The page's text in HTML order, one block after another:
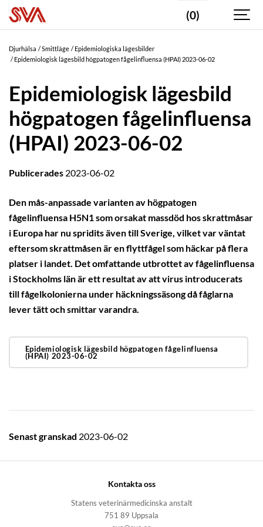
(0)
Djurhälsa Smittläge
Epidemiologiska lägesbilder
Epidemiologisk lägesbild högpatogen fågelinfluensa (HPAI) 2023-06-02
Epidemiologisk lägesbild
högpatogen fågelinfluensa
(HPAI) 2023-06-02
Publicerades 2023-06-02
Den mås-anpassade varianten av högpatogen
fågelinfluensa H5N1 som orsakat massdöd hos skrattmåsar
i Europa har nu spridits även till Sverige, vilket var väntat
eftersom skrattmåsen är en flyttfågel som häckar på flera
platser i landet. Det omfattande utbrottet av fågelinfluensa
i Stockholms län är ett resultat av att virus introducerats
till fågelkolonierna under häckningssäsong då fåglarna
lever tätt och smittar varandra.
Epidemiologisk lägesbild högpatogen fågelinfluensa
(HPAI) 2023-06-02
Senast granskad 2023-06-02
Kontakta oss
Statens veterinärmedicinska anstalt
751 89 Uppsala